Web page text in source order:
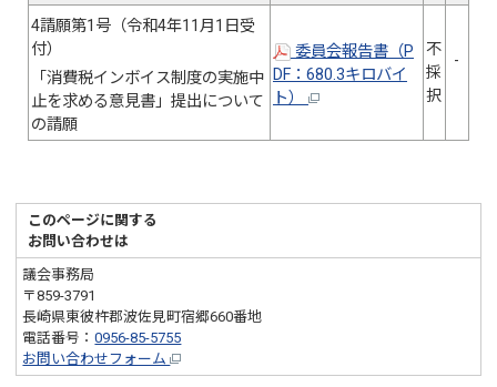
4請願第1号（令和4年11月1日受
付）
「消費税インボイス制度の実施中
止を求める意見書」提出について
の請願
委員会報告書（P
DF：680.3キロバイ
ト）
不
採
択
-
このページに関する
お問い合わせは
議会事務局
〒859-3791
長崎県東彼杵郡波佐見町宿郷660番地
電話番号：0956-85-5755
お問い合わせフォーム